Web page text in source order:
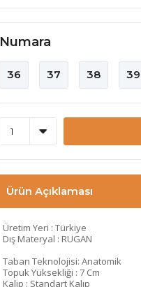
Numara
36 37 38 39
Ürün Açıklaması
Üretim Yeri : Türkiye
Dış Materyal : RUGAN
Taban Teknolojisi: Anatomik
Topuk Yüksekliği : 7 Cm
Kalıp : Standart Kalıp